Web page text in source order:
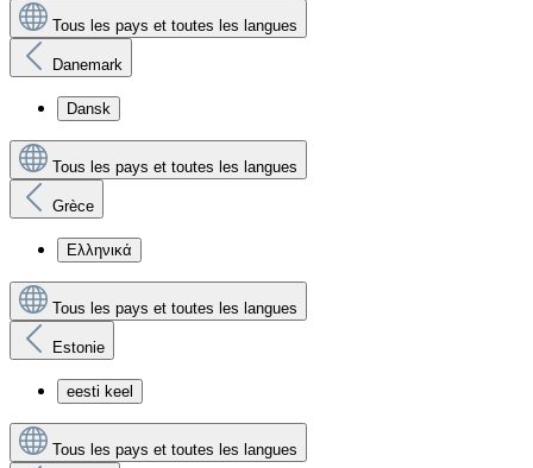
Tous les pays et toutes les langues
Danemark
Dansk
Tous les pays et toutes les langues
Grèce
Ελληνικά
Tous les pays et toutes les langues
Estonie
eesti keel
Tous les pays et toutes les langues